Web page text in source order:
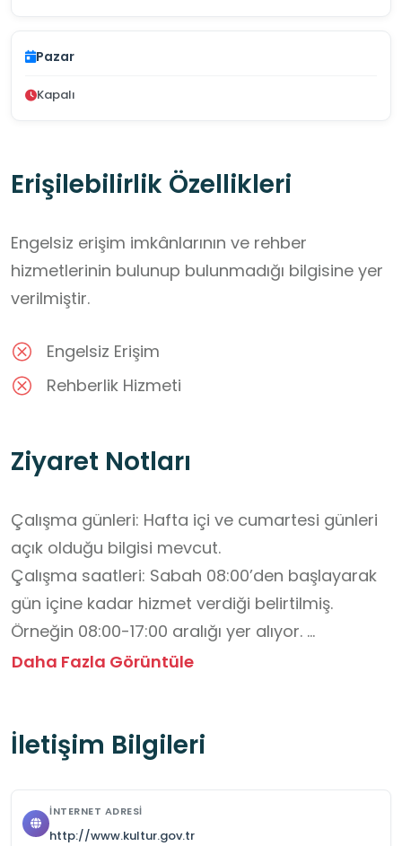
Pazar
Kapalı
Erişilebilirlik Özellikleri
Engelsiz erişim imkânlarının ve rehber
hizmetlerinin bulunup bulunmadığı bilgisine yer
verilmiştir.
Engelsiz Erişim
Rehberlik Hizmeti
Ziyaret Notları
Çalışma günleri: Hafta içi ve cumartesi günleri
açık olduğu bilgisi mevcut.
Çalışma saatleri: Sabah 08:00’den başlayarak
gün içine kadar hizmet verdiği belirtilmiş.
Örneğin 08:00-17:00 aralığı yer alıyor.
Ziyaret sırasında dikkat edilmesi önerilen
ödünç alma işlemlerinde geçerli kimliğin
kütüphanenin çalışma durumu değişebilir.
Daha Fazla Görüntüle
İletişim Bilgileri
İNTERNET ADRESI
http://www.kultur.gov.tr